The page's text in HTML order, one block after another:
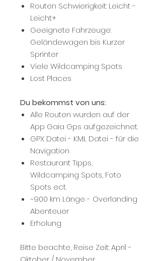
Routen Schwierigkeit: Leicht -
Leicht+
Geeignete Fahrzeuge:
Geländewagen bis Kurzer
Sprinter
Viele Wildcamping Spots
Lost Places
Du bekommst von uns:
Alle Routen wurden auf der
App Gaia Gps aufgezeichnet.
GPX Datei - KML Datei - für die
Navigation
Restaurant Tipps,
Wildcamping Spots, Foto
Spots ect.
~900 km Länge - Overlanding
Abenteuer
Erholung
Bitte beachte, Reise Zeit: April -